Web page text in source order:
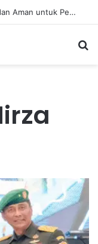
Bisnis Rumahan yang Tumbuh Stabil dan Aman untuk Pendapatan Jangka Panjang